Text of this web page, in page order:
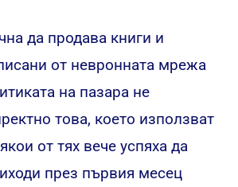
да продава книги и
от невронната мрежа
на пазара не
това, което използват
от тях вече успяха да
през първия месец